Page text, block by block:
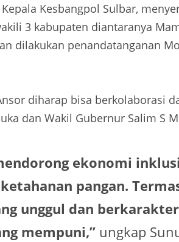
Kesbangpol Sulbar,
3 kabupaten diantaranya
dilakukan penandatanganan
diharap bisa berkolaborasi
dan Wakil Gubernur Salim S
ekonomi
pangan.
unggul dan
mempuni,”ungkap